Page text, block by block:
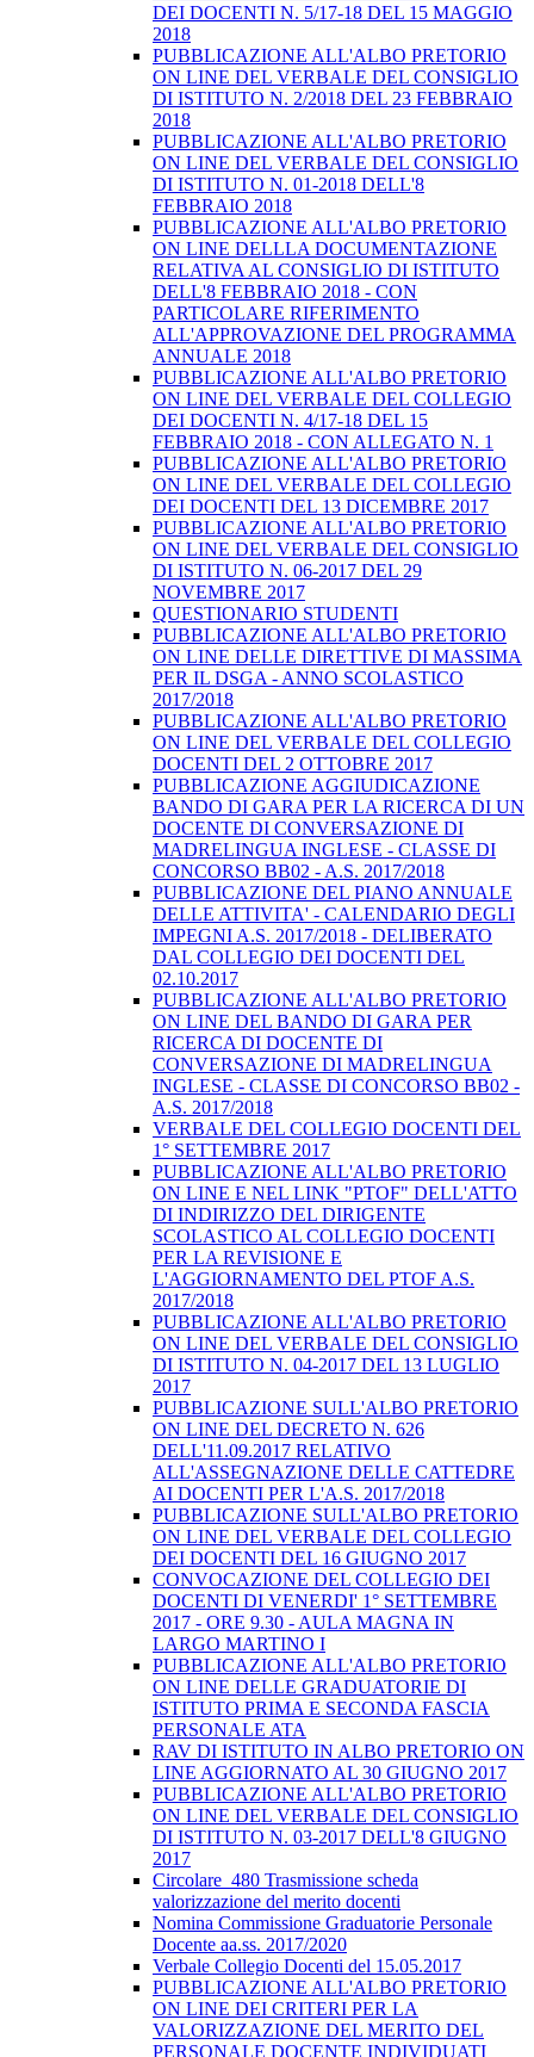
DEI DOCENTI N. 5/17-18 DEL 15 MAGGIO
2018
PUBBLICAZIONE ALL'ALBO PRETORIO
ON LINE DEL VERBALE DEL CONSIGLIO
DI ISTITUTO N. 2/2018 DEL 23 FEBBRAIO
2018
PUBBLICAZIONE ALL'ALBO PRETORIO
ON LINE DEL VERBALE DEL CONSIGLIO
DI ISTITUTO N. 01-2018 DELL'8
FEBBRAIO 2018
PUBBLICAZIONE ALL'ALBO PRETORIO
ON LINE DELLLA DOCUMENTAZIONE
RELATIVA AL CONSIGLIO DI ISTITUTO
DELL'8 FEBBRAIO 2018 - CON
PARTICOLARE RIFERIMENTO
ALL'APPROVAZIONE DEL PROGRAMMA
ANNUALE 2018
PUBBLICAZIONE ALL'ALBO PRETORIO
ON LINE DEL VERBALE DEL COLLEGIO
DEI DOCENTI N. 4/17-18 DEL 15
FEBBRAIO 2018 - CON ALLEGATO N. 1
PUBBLICAZIONE ALL'ALBO PRETORIO
ON LINE DEL VERBALE DEL COLLEGIO
DEI DOCENTI DEL 13 DICEMBRE 2017
PUBBLICAZIONE ALL'ALBO PRETORIO
ON LINE DEL VERBALE DEL CONSIGLIO
DI ISTITUTO N. 06-2017 DEL 29
NOVEMBRE 2017
QUESTIONARIO STUDENTI
PUBBLICAZIONE ALL'ALBO PRETORIO
ON LINE DELLE DIRETTIVE DI MASSIMA
PER IL DSGA - ANNO SCOLASTICO
2017/2018
PUBBLICAZIONE ALL'ALBO PRETORIO
ON LINE DEL VERBALE DEL COLLEGIO
DOCENTI DEL 2 OTTOBRE 2017
PUBBLICAZIONE AGGIUDICAZIONE
BANDO DI GARA PER LA RICERCA DI UN
DOCENTE DI CONVERSAZIONE DI
MADRELINGUA INGLESE - CLASSE DI
CONCORSO BB02 - A.S. 2017/2018
PUBBLICAZIONE DEL PIANO ANNUALE
DELLE ATTIVITA' - CALENDARIO DEGLI
IMPEGNI A.S. 2017/2018 - DELIBERATO
DAL COLLEGIO DEI DOCENTI DEL
02.10.2017
PUBBLICAZIONE ALL'ALBO PRETORIO
ON LINE DEL BANDO DI GARA PER
RICERCA DI DOCENTE DI
CONVERSAZIONE DI MADRELINGUA
INGLESE - CLASSE DI CONCORSO BB02 -
A.S. 2017/2018
VERBALE DEL COLLEGIO DOCENTI DEL
1° SETTEMBRE 2017
PUBBLICAZIONE ALL'ALBO PRETORIO
ON LINE E NEL LINK "PTOF" DELL'ATTO
DI INDIRIZZO DEL DIRIGENTE
SCOLASTICO AL COLLEGIO DOCENTI
PER LA REVISIONE E
L'AGGIORNAMENTO DEL PTOF A.S.
2017/2018
PUBBLICAZIONE ALL'ALBO PRETORIO
ON LINE DEL VERBALE DEL CONSIGLIO
DI ISTITUTO N. 04-2017 DEL 13 LUGLIO
2017
PUBBLICAZIONE SULL'ALBO PRETORIO
ON LINE DEL DECRETO N. 626
DELL'11.09.2017 RELATIVO
ALL'ASSEGNAZIONE DELLE CATTEDRE
AI DOCENTI PER L'A.S. 2017/2018
PUBBLICAZIONE SULL'ALBO PRETORIO
ON LINE DEL VERBALE DEL COLLEGIO
DEI DOCENTI DEL 16 GIUGNO 2017
CONVOCAZIONE DEL COLLEGIO DEI
DOCENTI DI VENERDI' 1° SETTEMBRE
2017 - ORE 9.30 - AULA MAGNA IN
LARGO MARTINO I
PUBBLICAZIONE ALL'ALBO PRETORIO
ON LINE DELLE GRADUATORIE DI
ISTITUTO PRIMA E SECONDA FASCIA
PERSONALE ATA
RAV DI ISTITUTO IN ALBO PRETORIO ON
LINE AGGIORNATO AL 30 GIUGNO 2017
PUBBLICAZIONE ALL'ALBO PRETORIO
ON LINE DEL VERBALE DEL CONSIGLIO
DI ISTITUTO N. 03-2017 DELL'8 GIUGNO
2017
Circolare_480 Trasmissione scheda
valorizzazione del merito docenti
Nomina Commissione Graduatorie Personale
Docente aa.ss. 2017/2020
Verbale Collegio Docenti del 15.05.2017
PUBBLICAZIONE ALL'ALBO PRETORIO
ON LINE DEI CRITERI PER LA
VALORIZZAZIONE DEL MERITO DEL
PERSONALE DOCENTE INDIVIDUATI